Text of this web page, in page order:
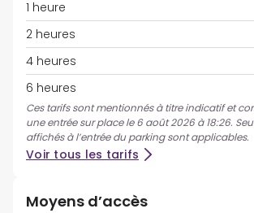
1 heure
2 heures
4 heures
6 heures
Ces tarifs sont mentionnés à titre indicatif et
une entrée sur place le 6 août 2026 à 18:26.
affichés à l’entrée du parking sont applicables.
Voir tous les tarifs
Moyens d’accès